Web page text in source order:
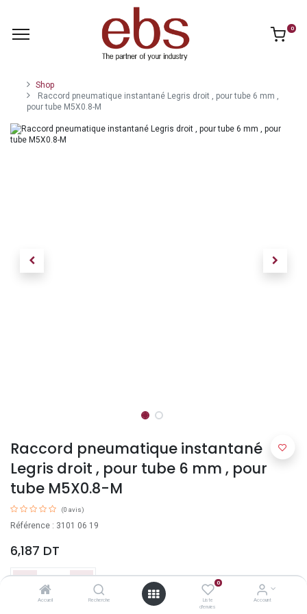
Accueil Recherche
0
Liste
d'envies
Account
0
Shop
Raccord pneumatique instantané Legris droit , pour tube 6 mm ,
pour tube M5X0.8-M
Raccord pneumatique instantané
Legris droit , pour tube 6 mm , pour
tube M5X0.8-M
(0 avis)
Référence : 3101 06 19
6,187 DT